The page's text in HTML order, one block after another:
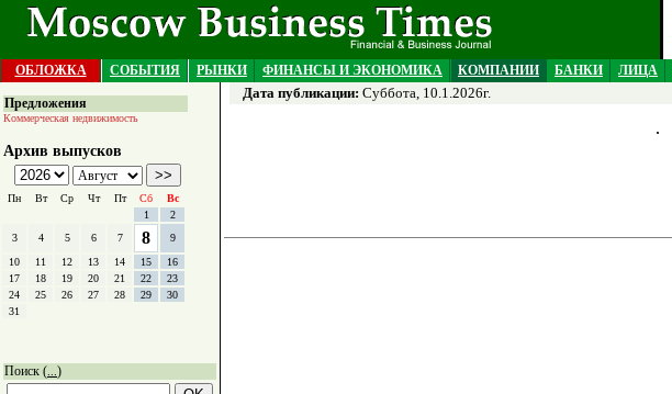
ОБЛОЖКА СОБЫТИЯ РЫНКИ ФИНАНСЫ И ЭКОНОМИКА КОМПАНИИ БАНКИ ЛИЦА
Предложения
Коммерческая недвижимость
Архив выпусков
Пн Вт Ср Чт Пт Сб
Вс
1
2
3
4 5 6 7 8
9
10
11 12 13 14 15
16
17
18 19 20 21 22
23
24
25 26 27 28 29
30
31
Поиск ( )
Дата публикации: Суббота, 10.1.2026г.